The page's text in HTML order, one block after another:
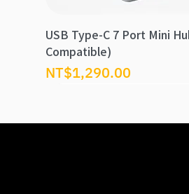
USB Type-C 7 Port Mini
Compatible)
價格
NT$1,290.00